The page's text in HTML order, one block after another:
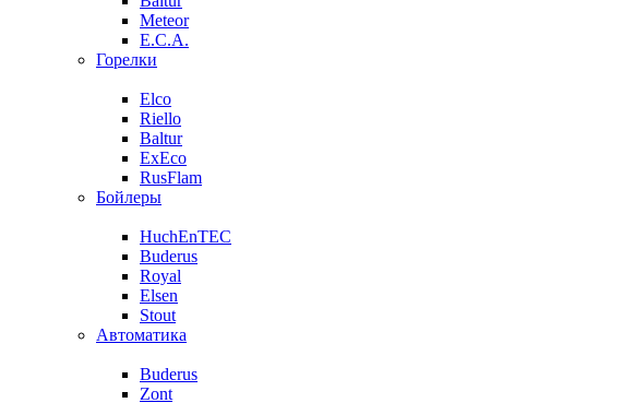
Meteor
E.C.A.
Горелки
Elco
Riello
Baltur
ExEco
RusFlam
Бойлеры
HuchEnTEC
Buderus
Royal
Elsen
Stout
Автоматика
Buderus
Zont